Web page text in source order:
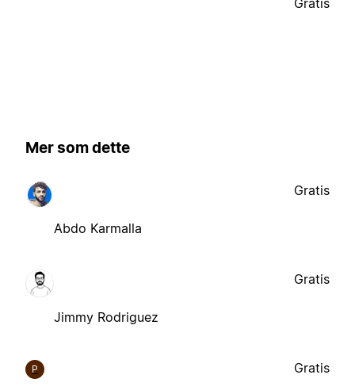
Gratis
Mer som dette
Abdo Karmalla
Gratis
Jimmy Rodriguez
Gratis
P Gratis